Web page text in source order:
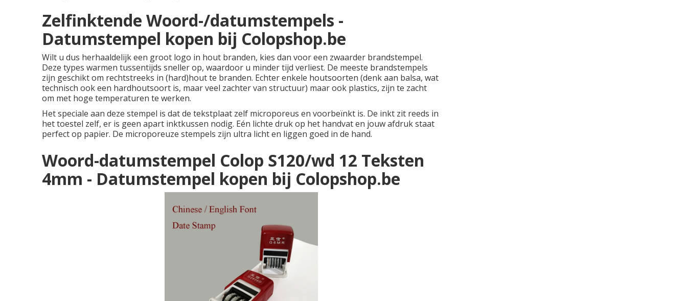
Zelfinktende Woord-/datumstempels -
Datumstempel kopen bij Colopshop.be
Wilt u dus herhaaldelijk een groot logo in hout branden, kies dan voor een zwaarder brandstempel.
Deze types warmen tussentijds sneller op, waardoor u minder tijd verliest. De meeste brandstempels
zijn geschikt om rechtstreeks in (hard)hout te branden. Echter enkele houtsoorten (denk aan balsa, wat
technisch ook een hardhoutsoort is, maar veel zachter van structuur) maar ook plastics, zijn te zacht
om met hoge temperaturen te werken.
Het speciale aan deze stempel is dat de tekstplaat zelf microporeus en voorbeïnkt is. De inkt zit reeds in
het toestel zelf, er is geen apart inktkussen nodig. Eén lichte druk op het handvat en jouw afdruk staat
perfect op papier. De microporeuze stempels zijn ultra licht en liggen goed in de hand.
Woord-datumstempel Colop S120/wd 12 Teksten
4mm - Datumstempel kopen bij Colopshop.be